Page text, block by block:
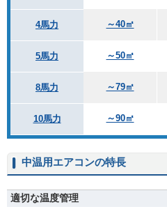
4馬力 ～40㎡
5馬力 ～50㎡
8馬力 ～79㎡
10馬力 ～90㎡
中温用エアコンの特長
適切な温度管理